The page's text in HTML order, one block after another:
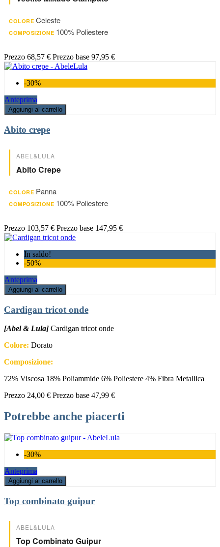
COLORE Celeste
COMPOSIZIONE 100% Poliestere
Prezzo 68,57 € Prezzo base 97,95 €
-30%
Anteprima
Aggiungi al carrello
Abito crepe
ABEL&LULA
Abito Crepe
COLORE Panna
COMPOSIZIONE 100% Poliestere
Prezzo 103,57 € Prezzo base 147,95 €
In saldo!
-50%
Anteprima
Aggiungi al carrello
Cardigan tricot onde
[Abel & Lula] Cardigan tricot onde
Colore: Dorato
Composizione:
72% Viscosa 18% Poliammide 6% Poliestere 4% Fibra Metallica
Prezzo 24,00 € Prezzo base 47,99 €
Potrebbe anche piacerti
-30%
Anteprima
Aggiungi al carrello
Top combinato guipur
ABEL&LULA
Top Combinato Guipur